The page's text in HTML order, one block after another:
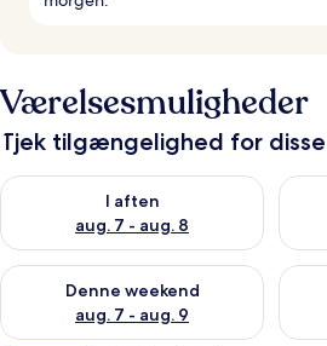
Værelsesmuligheder
Tjek tilgængelighed for
I aften
aug. 7 - aug. 8
Tjek tilgængelighed for i aften aug. 7
Tjek
Denne weekend
aug. 7 - aug. 9
Tjek tilgængelighed for denne Tjek